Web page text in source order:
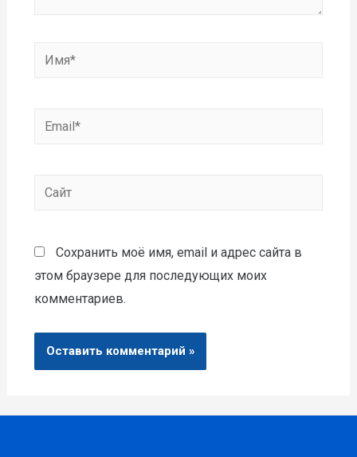
Сохранить моё имя, email и адрес сайта в
этом браузере для последующих моих
комментариев.